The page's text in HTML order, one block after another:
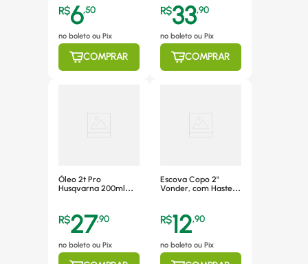
R$6,50
no boleto ou Pix
COMPRAR
R$33,90
no boleto ou Pix
COMPRAR
Óleo 2t Pro
Husqvarna 200ml
R$27,90
no boleto ou Pix
Escova Copo 2"
Vonder, com Haste,
R$12,90
no boleto ou Pix